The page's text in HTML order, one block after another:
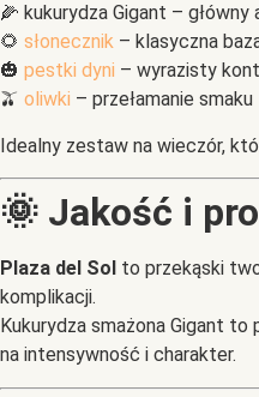
🌽 kukurydza Gigant – główny
🌻 słonecznik – klasyczna
🎃 pestki dyni – wyrazisty
🫒 oliwki – przełamanie smaku
Idealny zestaw na wieczór,
🌞 Jakość i
Plaza del Sol to przekąski
komplikacji.
Kukurydza smażona Gigant
na intensywność i charakter.